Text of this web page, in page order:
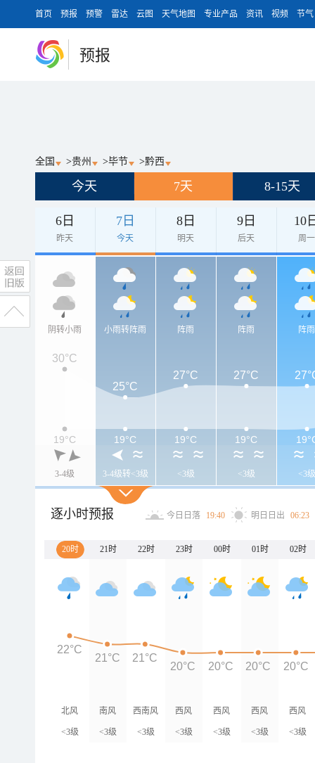
首页 预报 预警 雷达 云图 天气地图 专业产品 资讯 视频 节气
预报
全国 >贵州 >毕节 >黔西
今天 7天 8-15天
6日
昨天
7日
今天
8日
明天
9日
后天
10
周一
阴转小雨
3-4级
小雨转阵雨
3-4级转<3级
阵雨
<3级
阵雨
<3级
阵雨
<3级
30°C
25°C
27°C 27°C
19°C 19°C 19°C 19°C
逐小时预报 今日日落 19:40 明日日出 06:23
20时 21时 22时 23时 00时 01时 02时
北风
<3级
南风
<3级
西南风
<3级
西风
<3级
西风
<3级
西风
<3级
西风
<3级
22°C
21°C 21°C
20°C 20°C 20°C 20°C